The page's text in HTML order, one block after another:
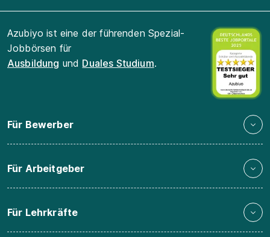
Azubiyo ist eine der führenden Spezial-
Jobbörsen für
Ausbildung und Duales Studium.
Für Bewerber
Für Arbeitgeber
Für Lehrkräfte